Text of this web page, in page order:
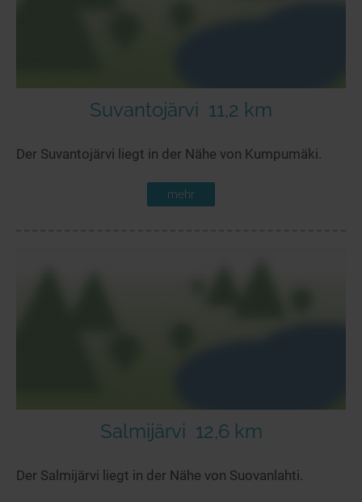
Suvantojärvi 11,2 km
Der Suvantojärvi liegt in der Nähe von Kumpumäki.
mehr
Salmijärvi 12,6 km
Der Salmijärvi liegt in der Nähe von Suovanlahti.